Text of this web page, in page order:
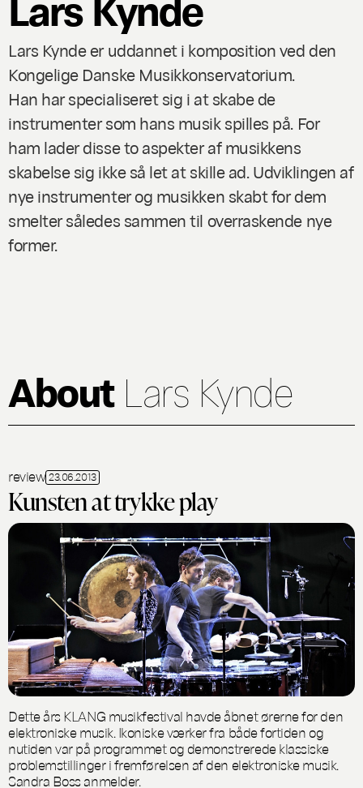
Lars Kynde er uddannet i komposition ved den
Kongelige Danske Musikkonservatorium.
Han har specialiseret sig i at skabe de
instrumenter som hans musik spilles på. For
ham lader disse to aspekter af musikkens
skabelse sig ikke så let at skille ad. Udviklingen af
nye instrumenter og musikken skabt for dem
smelter således sammen til overraskende nye
former.
About Lars Kynde
review 23.06.2013
Kunsten at trykke play
Dette års KLANG musikfestival havde åbnet ørerne for den
elektroniske musik. Ikoniske værker fra både fortiden og
nutiden var på programmet og demonstrerede klassiske
problemstillinger i fremførelsen af den elektroniske musik.
Sandra Boss anmelder.